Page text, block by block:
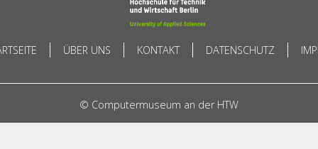
ÜBER UNS KONTAKT DATENSCHUTZ
© Computermuseum an der HTW